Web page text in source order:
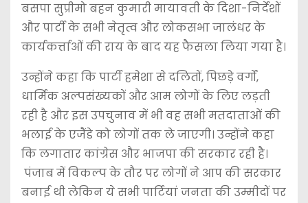
बसपा सुप्रीमो बहन कुमारी मायावती के दिशा-निर्देशों
और पार्टी के सभी नेतृत्व और लोकसभा जालंधर के
कार्यकर्त्ताओं की राय के बाद यह फैसला लिया गया है।
उन्होंने कहा कि पार्टी हमेशा से दलितों, पिछड़े वर्गों,
धार्मिक अल्पसंख्यकों और आम लोगों के लिए लड़ती
रही है और इस उपचुनाव में भी वह सभी मतदाताओं की
भलाई के एजैंडे को लोगों तक ले जाएगी। उन्होंने कहा
कि लगातार कांग्रेस और भाजपा की सरकार रही है।
पंजाब में विकल्प के तौर पर लोगों ने आप की सरकार
बनाई थी लेकिन ये सभी पार्टियां जनता की उम्मीदों पर